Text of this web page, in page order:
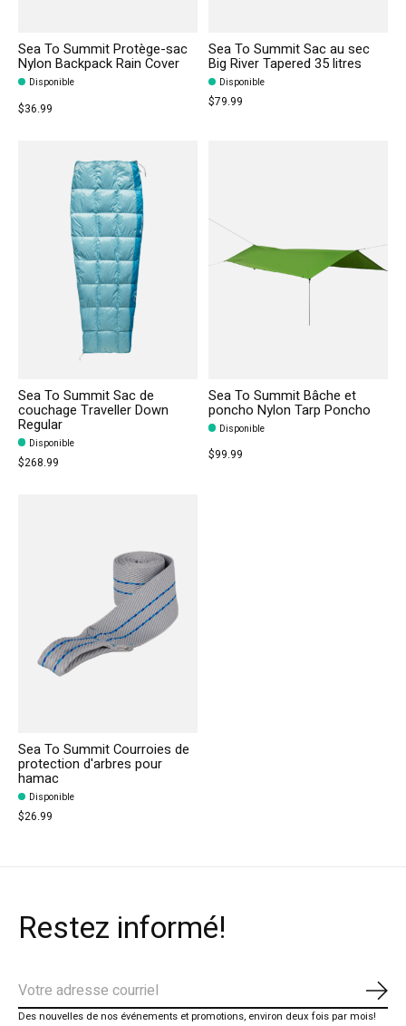
Sea To Summit Protège-sac
Nylon Backpack Rain Cover
Disponible
$36.99
Sea To Summit Sac au sec
Big River Tapered 35 litres
Disponible
$79.99
Sea To Summit Sac de
couchage Traveller Down
Regular
Disponible
$268.99
Sea To Summit Bâche et
poncho Nylon Tarp Poncho
Disponible
$99.99
Sea To Summit Courroies de
protection d'arbres pour
hamac
Disponible
$26.99
Restez informé!
Des nouvelles de nos événements et promotions, environ deux fois par mois!